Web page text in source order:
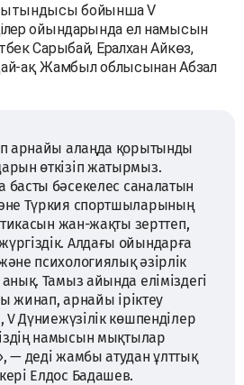
бойынша V
ойындарында ел намысын
Сарыбай, Ералхан Айкөз,
ақ Жамбыл облысынан Абзал
арнайы алаңда қорытынды
өткізіп жатырмыз.
бәсекелес саналатын
Түркия спортшыларының
жан-жақты зерттеп,
Алдағы ойындарға
психологиялық әзірлік
Тамыз айында еліміздегі
жинап, арнайы іріктеу
V Дүниежүзілік көшпенділер
намысын мықтылар
— деді жамбы атудан ұлттық
Елдос Бадашев.